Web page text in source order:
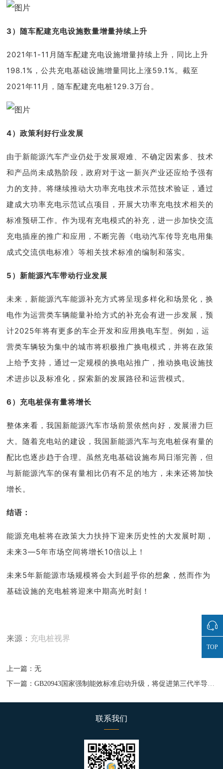
3）随车配建充电设施数量增量持续上升
2021年1-11月随车配建充电设施增量持续上升，同比上升
198.1%，公共充电基础设施增量同比上涨59.1%。截至
2021年11月，随车配建充电桩129.3万台。
4）政策利好行业发展
由于新能源汽车产业仍处于发展艰难、不确定因素多、技术
和产品尚未成熟阶段，政府对于这一新兴产业还应给予强有
力的支持。将继续推动大功率充电技术示范技术验证，通过
建成大功率充电示范试点项目，开展大功率充电技术相关的
标准预研工作。作为现有充电模式的补充，进一步加快交流
充电插座的推广和应用，不断完善《电动汽车传导充电用集
成式交流供电标准》等相关技术标准的编制和落实。
5）新能源汽车带动行业发展
未来，新能源汽车能源补充方式将呈现多样化和场景化，换
电作为运营类车辆能量补给方式的补充会有进一步发展，预
计2025年将有更多的车企开发和应用换电车型。例如，运
营类车辆较为集中的城市将积极推广换电模式，并将在政策
上给予支持，通过一定规模的换电站推广，推动换电设施技
术进步以及标准化，探索新的发展路径和运营模式。
6）充电桩保有量将增长
整体来看，我国新能源汽车市场前景依然向好，发展潜力巨
大。随着充电站的建设，我国新能源汽车与充电桩保有量的
配比也逐步趋于合理。虽然充电基础设施布局日渐完善，但
与新能源汽车的保有量相比仍有不足的地方，未来还将加快
增长。
结语：
能源充电桩将在政策大力扶持下迎来历史性的大发展时期，
未来3—5年市场空间将增长10倍以上！
未来5年新能源市场规模将会大到超乎你的想象，然而作为
基础设施的充电桩将迎来中期高光时刻！
来源： 充电桩视界
上一篇：无
联系我们
TOP